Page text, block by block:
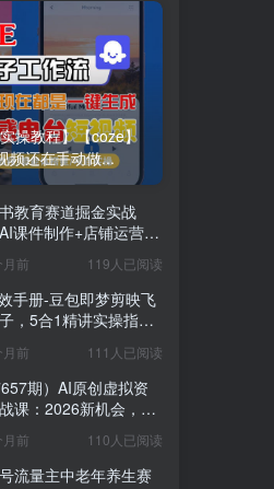
操教程】【coze】
频还在手动做...
教育赛道掘金实战
课件制作+店铺运营
笔记，打通知识变现全
月前 119人已阅读
手册-豆包即梦剪映飞
，5合1精讲实操指
前 111人已阅读
期）AI原创虚拟资
课：2026新机会，小
现，月入5万+
前 110人已阅读
流量主中老年养生赛